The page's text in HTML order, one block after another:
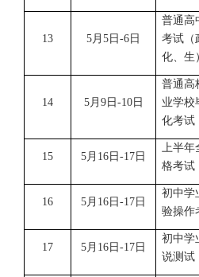
13 5月5日-6日
普通高
考试（
化、生
14 5月9日-10日
普通高
业学校
化考试
15 5月16日-17日
上半年
格考试
16 5月16日-17日
初中学
验操作
17 5月16日-17日
初中学
说测试